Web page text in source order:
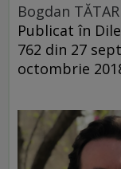
Bogdan
Publicat în
762 din 27
octombrie